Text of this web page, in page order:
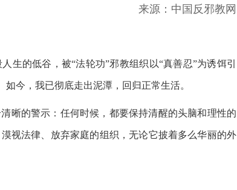
来源：中国反邪教网
生的低谷，被“法轮功”邪教组织以“真善忍”为诱饵引
今，我已彻底走出泥潭，回归正常生活。
晰的警示：任何时候，都要保持清醒的头脑和理性的
视法律、放弃家庭的组织，无论它披着多么华丽的外